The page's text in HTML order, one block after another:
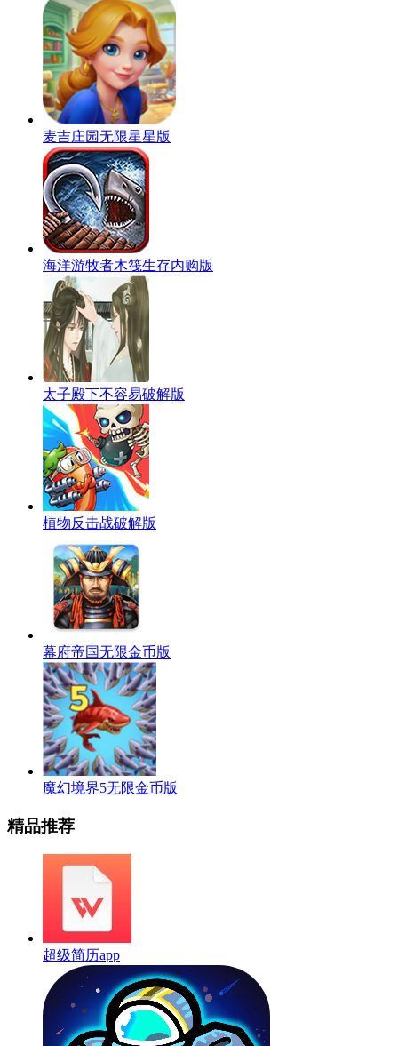
麦吉庄园无限星星版
海洋游牧者木筏生存内购版
太子殿下不容易破解版
植物反击战破解版
幕府帝国无限金币版
魔幻境界5无限金币版
精品推荐
超级简历app